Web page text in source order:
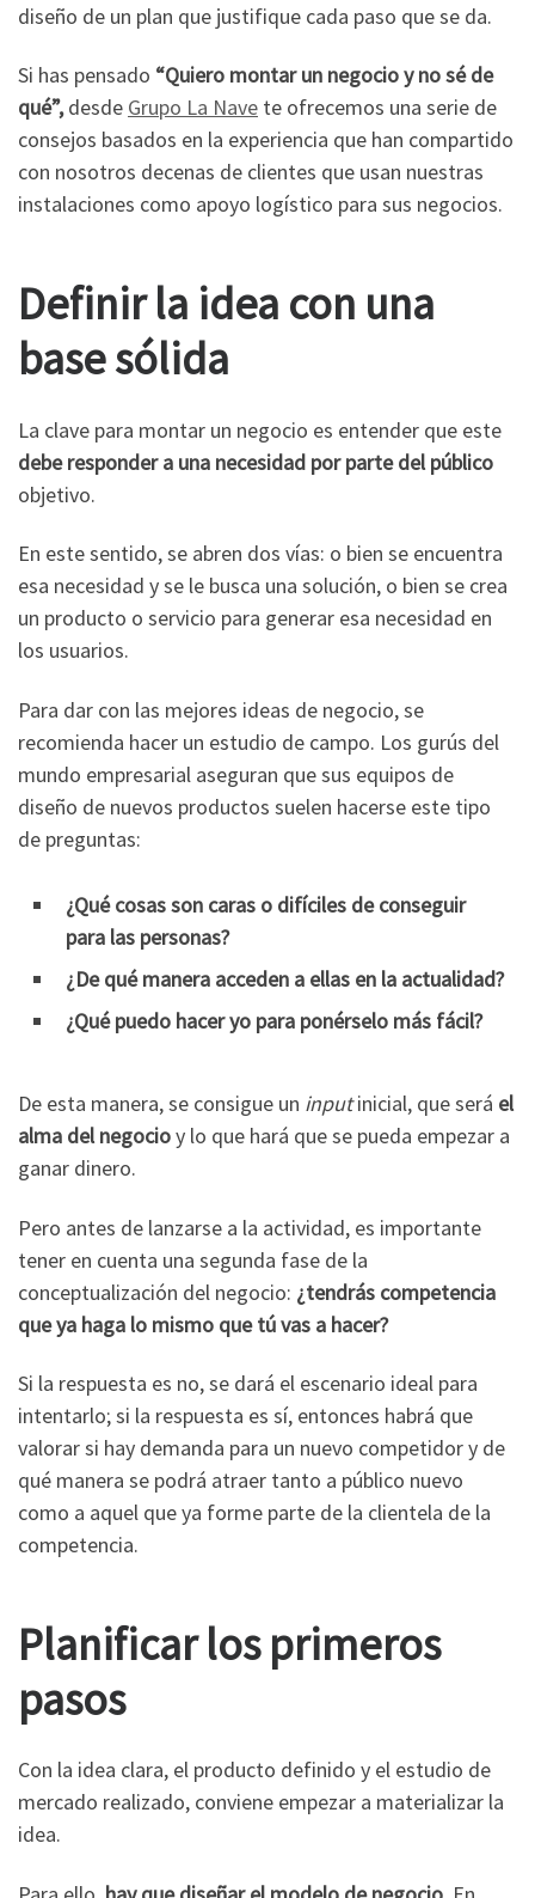
diseño de un plan que justifique cada paso que se da.
Si has pensado “Quiero montar un negocio y no sé de
qué”,desde Grupo La Nave te ofrecemos una serie de
consejos basados en la experiencia que han compartido
con nosotros decenas de clientes que usan nuestras
instalaciones como apoyo logístico para sus negocios.
Definir la idea con una
base sólida
La clave para montar un negocio es entender que este
debe responder a una necesidad por parte del público
objetivo.
En este sentido, se abren dos vías: o bien se encuentra
esa necesidad y se le busca una solución, o bien se crea
un producto o servicio para generar esa necesidad en
los usuarios.
Para dar con las mejores ideas de negocio, se
recomienda hacer un estudio de campo. Los gurús del
mundo empresarial aseguran que sus equipos de
diseño de nuevos productos suelen hacerse este tipo
de preguntas:
¿Qué cosas son caras o difíciles de conseguir
para las personas?
¿De qué manera acceden a ellas en la actualidad?
¿Qué puedo hacer yo para ponérselo más fácil?
De esta manera, se consigue un inputinicial, que será el
alma del negocioy lo que hará que se pueda empezar a
ganar dinero.
Pero antes de lanzarse a la actividad, es importante
tener en cuenta una segunda fase de la
conceptualización del negocio: ¿tendrás competencia
que ya haga lo mismo que tú vas a hacer?
Si la respuesta es no, se dará el escenario ideal para
intentarlo; si la respuesta es sí, entonces habrá que
valorar si hay demanda para un nuevo competidor y de
qué manera se podrá atraer tanto a público nuevo
como a aquel que ya forme parte de la clientela de la
competencia.
Planificar los primeros
pasos
Con la idea clara, el producto definido y el estudio de
mercado realizado, conviene empezar a materializar la
idea.